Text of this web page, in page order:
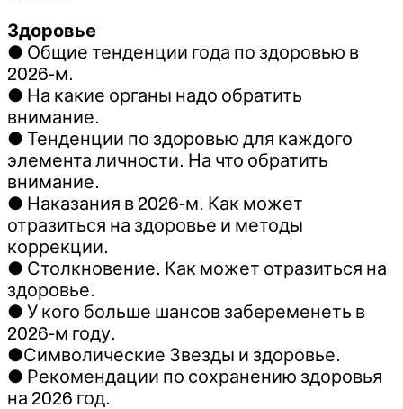
Здоровье
● Общие тенденции года по здоровью в
2026-м.
● На какие органы надо обратить
внимание.
● Тенденции по здоровью для каждого
элемента личности. На что обратить
внимание.
● Наказания в 2026-м. Как может
отразиться на здоровье и методы
коррекции.
● Столкновение. Как может отразиться на
здоровье.
● У кого больше шансов забеременеть в
2026-м году.
●Символические Звезды и здоровье.
● Рекомендации по сохранению здоровья
на 2026 год.